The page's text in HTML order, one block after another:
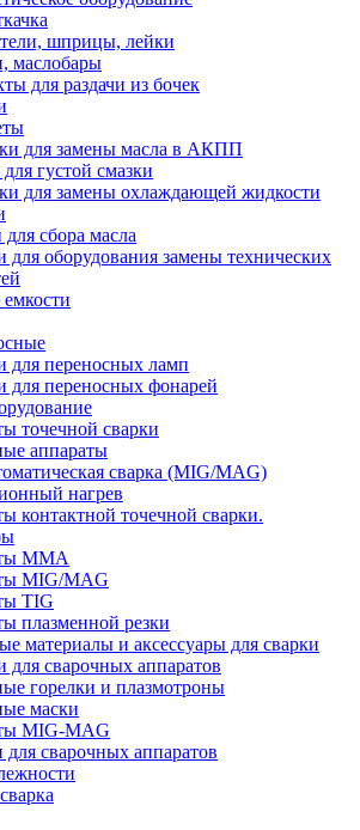
шприцы, лейки
маслобары
для раздачи из бочек
для замены масла в АКПП
густой смазки
для замены охлаждающей жидкости
сбора масла
для оборудования замены технических
для переносных ламп
для переносных фонарей
точечной сварки
аппараты
сварка (MIG/MAG)
нагрев
контактной точечной сварки.
MMA
MIG/MAG
TIG
плазменной резки
материалы и аксессуары для сварки
для сварочных аппаратов
горелки и плазмотроны
маски
MIG-MAG
для сварочных аппаратов